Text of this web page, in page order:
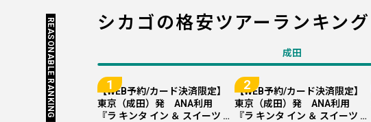
シカゴの格安ツアーランキング
REASONABLE RANKING 成田
【WEB予約/カード決済限定】
東京（成田）発 ANA利用
『ラ キンタ イン ＆ スイーツ バ
【WEB予約/カード決済限定】
東京（成田）発 ANA利用
『ラ キンタ イン ＆ スイーツ バ